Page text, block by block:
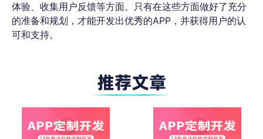
体验、收集用户反馈等方面。只有在这些方面做好了充分
的准备和规划，才能开发出优秀的APP，并获得用户的认
可和支持。